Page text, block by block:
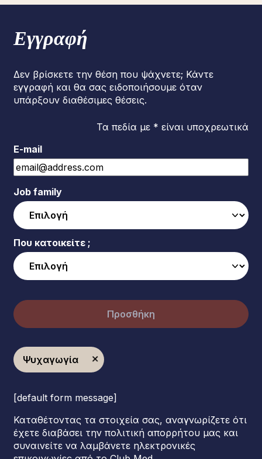
Εγγραφή
Δεν βρίσκετε την θέση που ψάχνετε; Κάντε
εγγραφή και θα σας ειδοποιήσουμε όταν
υπάρξουν διαθέσιμες θέσεις.
Τα πεδία με * είναι υποχρεωτικά
E-mail
Job family
Που κατοικείτε ;
Προσθήκη
Ψυχαγωγία
[default form message]
Καταθέτοντας τα στοιχεία σας, αναγνωρίζετε ότι
έχετε διαβάσει την πολιτική απορρήτου μας και
συναινείτε να λαμβάνετε ηλεκτρονικές